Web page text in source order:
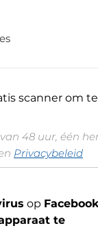
scanner om
48 uur, één
Privacybeleid
op
te